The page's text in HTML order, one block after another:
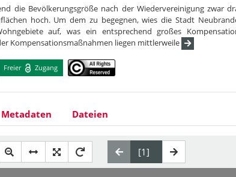
die Bevölkerungsgröße nach der Wiedervereinigung zwar
hoch. Um dem zu begegnen, wies die Stadt
auf, was ein entsprechend großes
Kompensationsmaßnahmen liegen mittlerweile
Freier Zugang
Metadaten Dateien